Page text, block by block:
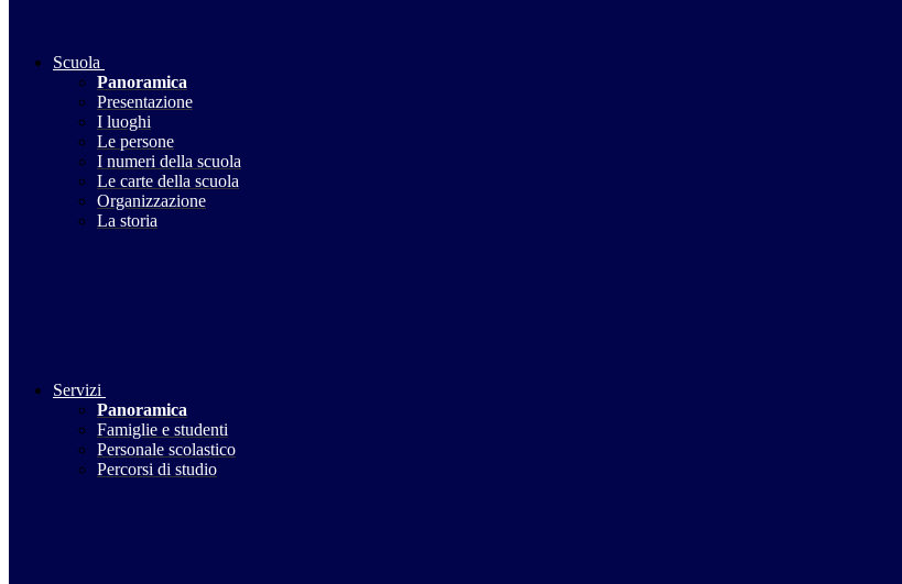
Scuola
Panoramica
Presentazione
I luoghi
Le persone
I numeri della scuola
Le carte della scuola
Organizzazione
La storia
Servizi
Panoramica
Famiglie e studenti
Personale scolastico
Percorsi di studio